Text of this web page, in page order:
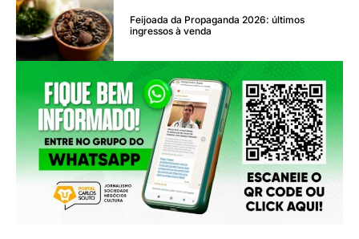
Feijoada da Propaganda 2026: últimos
ingressos à venda